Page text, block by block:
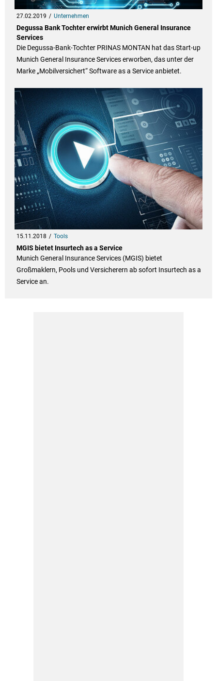
27.02.2019 Unternehmen
Degussa Bank Tochter erwirbt Munich General Insurance
Services
Die Degussa-Bank-Tochter PRINAS MONTAN hat das Start-up
Munich General Insurance Services erworben, das unter der
Marke „Mobilversichert“ Software as a Service anbietet.
15.11.2018 Tools
MGIS bietet Insurtech as a Service
Munich General Insurance Services (MGIS) bietet
Großmaklern, Pools und Versicherern ab sofort Insurtech as a
Service an.